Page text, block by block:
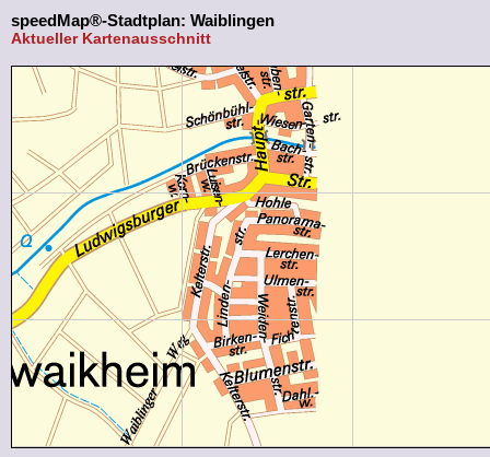
speedMap®-Stadtplan: Waiblingen
Aktueller Kartenausschnitt